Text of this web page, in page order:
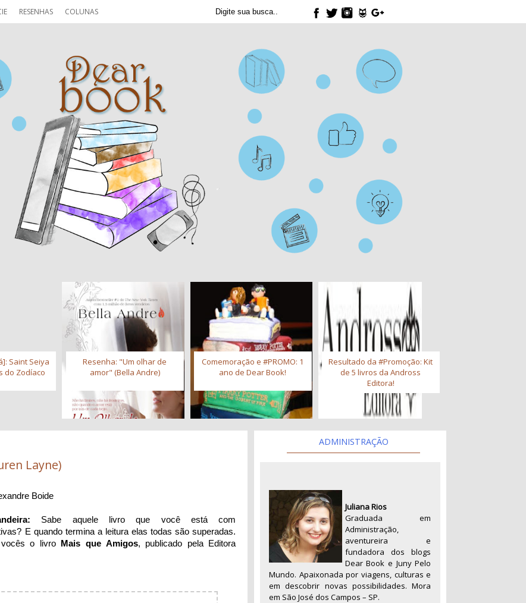
RESENHAS COLUNAS
Saint Seiya
do Zodíaco
Resenha: "Um olhar de
amor" (Bella Andre)
Comemoração e #PROMO: 1
ano de Dear Book!
Resultado da #Promoção: Kit
de 5 livros da Andross
Editora!
Layne)
Boide
Sabe aquele livro que você está com
E quando termina a leitura elas todas são superadas.
o livro Mais que Amigos, publicado pela Editora
ADMINISTRAÇÃO
Juliana Rios
Graduada em
Administração,
aventureira e
fundadora dos blogs
Dear Book e Juny Pelo
Mundo. Apaixonada por viagens, culturas e
em descobrir novas possibilidades. Mora
em São José dos Campos – SP.